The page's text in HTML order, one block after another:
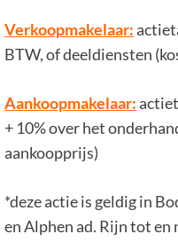
Verkoopmakelaar:
BTW, of deeldiensten
Aankoopmakelaar:
+ 10% over het
aankoopprijs)
*deze actie is geldig in
en Alphen ad. Rijn tot en